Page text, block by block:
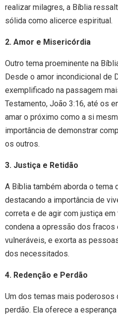
realizar milagres, a Bíblia
sólida como alicerce espiritual.
2. Amor e Misericórdia
Outro tema proeminente na
Desde o amor incondicional de
exemplificado na passagem
Testamento, João 3:16, até os
amar o próximo como a si
importância de demonstrar
os outros.
3. Justiça e Retidão
A Bíblia também aborda o tema
destacando a importância de
correta e de agir com justiça
condena a opressão dos fracos
vulneráveis, e exorta as
dos necessitados.
4. Redenção e Perdão
Um dos temas mais poderosos
perdão. Ela oferece a